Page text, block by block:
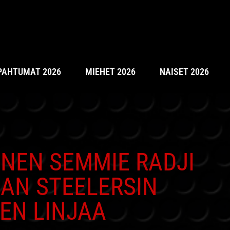
2026 MIEHET 2026 NAISET 2026
SEMMIE RADJI
STEELERSIN
LINJAA